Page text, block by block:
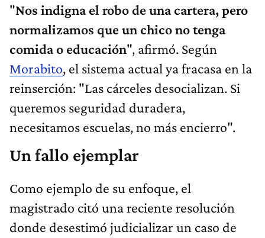
"Nos indigna el robo de una cartera, pero
normalizamos que un chico no tenga
comida o educación", afirmó. Según
Morabito, el sistema actual ya fracasa en la
reinserción: "Las cárceles desocializan. Si
queremos seguridad duradera,
necesitamos escuelas, no más encierro".
Un fallo ejemplar
Como ejemplo de su enfoque, el
magistrado citó una reciente resolución
donde desestimó judicializar un caso de